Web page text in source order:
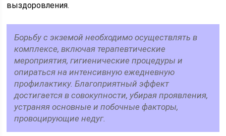
выздоровления.
Борьбу с экземой необходимо осуществлять в
комплексе, включая терапевтические
мероприятия, гигиенические процедуры и
опираться на интенсивную ежедневную
профилактику. Благоприятный эффект
достигается в совокупности, убирая проявления,
устраняя основные и побочные факторы,
провоцирующие недуг.